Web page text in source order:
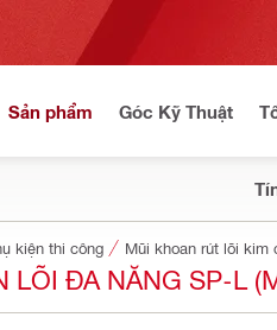
Sản phẩm Góc Kỹ Thuật
kiện thi công Mũi khoan rút lõi kim
LÕI ĐA NĂNG SP-L